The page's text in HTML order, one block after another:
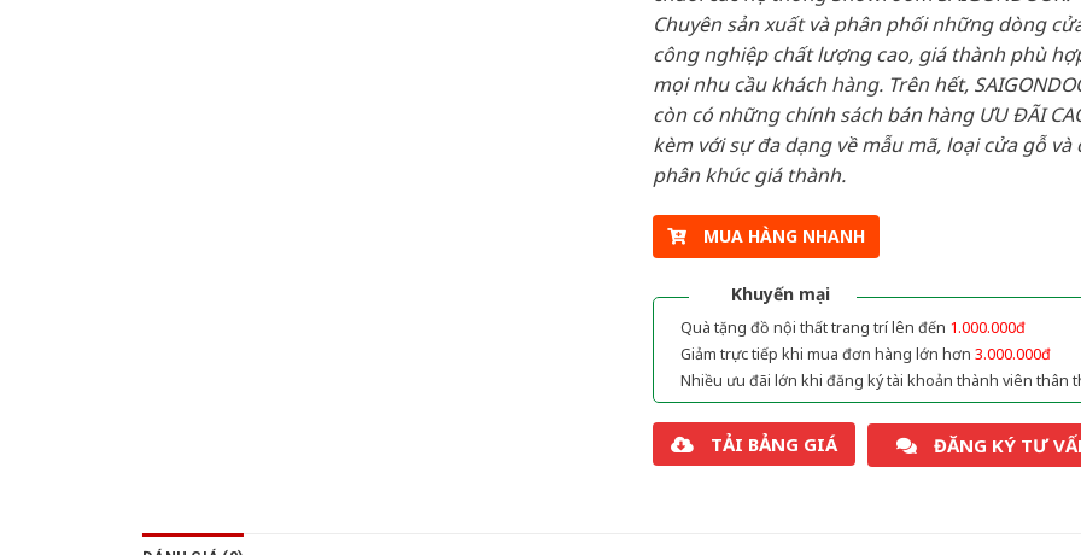
Chuyên sản xuất và phân phối những dòng
công nghiệp chất lượng cao, giá thành phù
mọi nhu cầu khách hàng. Trên hết,
còn có những chính sách bán hàng ƯU ĐÃI
kèm với sự đa dạng về mẫu mã, loại cửa gỗ và
phân khúc giá thành.
MUA HÀNG NHANH
Khuyến mại
Quà tặng đồ nội thất trang trí lên đến 1.000.000đ
Giảm trực tiếp khi mua đơn hàng lớn hơn 3.000.000đ
Nhiều ưu đãi lớn khi đăng ký tài khoản thành viên thân
TẢI BẢNG GIÁ ĐĂNG KÝ TƯ